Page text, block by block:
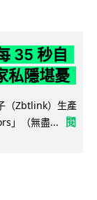
35 秒自
私隱堪憂
（Zbtlink）生產
」（無盡...
閱